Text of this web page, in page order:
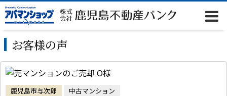
お客様の声
鹿児島市与次郎 中古マンション